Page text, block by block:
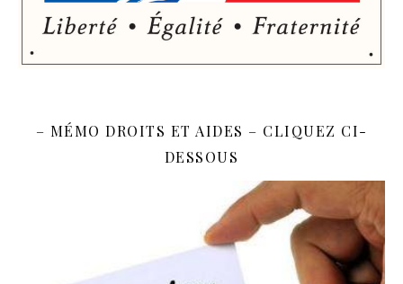
– MÉMO DROITS ET AIDES – CLIQUEZ CI-
DESSOUS